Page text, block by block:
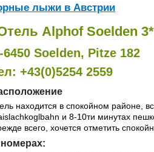
лыжи в Австрии
Alphof Soelden
6450 Soelden, Pitze 182
+43(0)5254 2559
находится в спокойном районе,
и 8-10ти минутах
всего, хочется отметить